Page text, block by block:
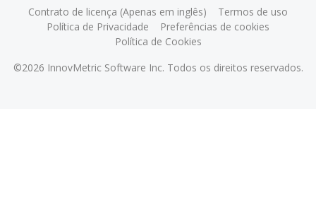
©2026 InnovMetric Software Inc. Todos os direitos reservados.
Contrato de licença (Apenas em inglês)
Termos de uso
Política de Privacidade
Preferências de cookies
Política de Cookies